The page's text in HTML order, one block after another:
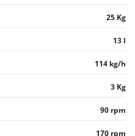
25 Kg
13 l
114 kg/h
3 Kg
90 rpm
170 rpm